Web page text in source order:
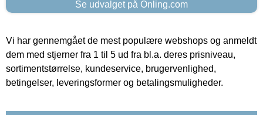
Se udvalget på Önling.com
Vi har gennemgået de mest populære webshops og anmeldt
dem med stjerner fra 1 til 5 ud fra bl.a. deres prisniveau,
sortimentstørrelse, kundeservice, brugervenlighed,
betingelser, leveringsformer og betalingsmuligheder.